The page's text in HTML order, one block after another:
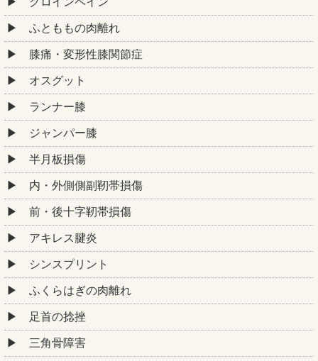
ふとももの肉離れ
膝痛・変形性膝関節症
オスグット
ランナー膝
ジャンパー膝
半月板損傷
内・外側側副靭帯損傷
前・後十字靭帯損傷
アキレス腱炎
シンスプリント
ふくらはぎの肉離れ
足首の捻挫
三角骨障害